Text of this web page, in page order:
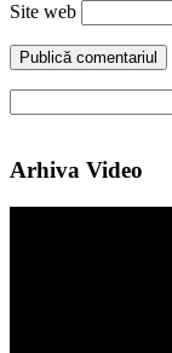
Site web
Arhiva Video